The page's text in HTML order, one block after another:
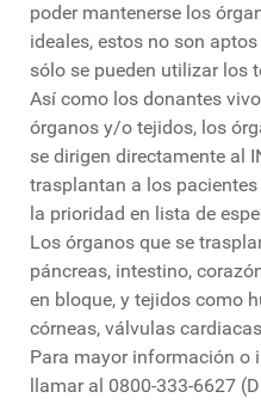
poder mantenerse los
ideales, estos no son
sólo se pueden utilizar los
Así como los donantes
órganos y/o tejidos, los
se dirigen directamente al
trasplantan a los
la prioridad en lista de
Los órganos que se
páncreas, intestino,
en bloque, y tejidos como
córneas, válvulas
Para mayor información o
llamar al 0800-333-6627